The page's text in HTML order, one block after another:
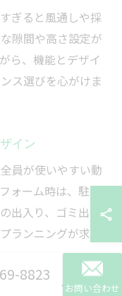
ぎると風通しや採
隙間や高さ設定が
ら、機能とデザイ
ス選びを心がけま
イン
員が使いやすい動
ォーム時は、駐車
出入り、ゴミ出し
ランニングが求め
害物がないかを確
8823
お問い合わせ